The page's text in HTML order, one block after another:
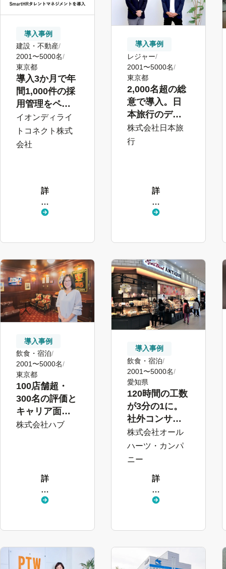
導入事例
建設・不動産
2001〜5000名
東京都
導入3か月で年
間1,000件の採
用管理をペー
パーレス化。
即日の評価回
収・面接翌日
イオンディライ
トコネクト株式
会社
詳
し
く
導入事例
レジャー
2001〜5000名
東京都
2,000名超の総
意で導入。日
本旅行のデー
タ活用をフロ
ントシステム
株式会社日本旅
行
詳
し
く
導入事例
飲食・宿泊
2001〜5000名
東京都
100店舗超・
300名の評価と
キャリア面談
を効率化。“人
株式会社ハブ
詳
し
く
導入事例
飲食・宿泊
2001〜5000名
愛知県
120時間の工数
が3分の1に。
社外コンサル
タントと二人
三脚で挑んだ
人事評価制度
株式会社オール
ハーツ・カンパ
ニー
詳
し
く